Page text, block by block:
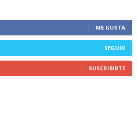
ME GUSTA
SEGUIR
SUSCRIBIRTE